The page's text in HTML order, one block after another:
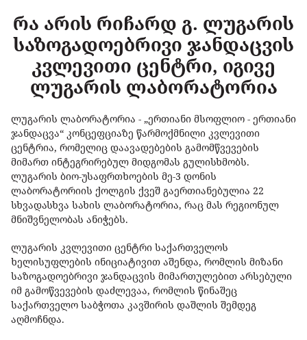
რა არის რიჩარდ გ. ლუგარის
საზოგადოებრივი ჯანდაცვის
კვლევითი ცენტრი, იგივე
ლუგარის ლაბორატორია
ლუგარის ლაბორატორია - „ერთიანი მსოფლიო - ერთიანი
ჯანდაცვა“ კონცეფციაზე წარმოქმნილი კვლევითი
ცენტრია, რომელიც დაავადებების გამომწვევების
მიმართ ინტეგრირებულ მიდგომას გულისხმობს.
ლუგარის ბიო-უსაფრთხოების მე-3 დონის
ლაბორატორიის ქოლგის ქვეშ გაერთიანებულია 22
სხვადასხვა სახის ლაბორატორია, რაც მას რეგიონულ
მნიშვნელობას ანიჭებს.
ლუგარის კვლევითი ცენტრი საქართველოს
ხელისუფლების ინიციატივით აშენდა, რომლის მიზანი
საზოგადოებრივი ჯანდაცვის მიმართულებით არსებული
იმ გამოწვევების დაძლევაა, რომლის წინაშეც
საქართველო საბჭოთა კავშირის დაშლის შემდეგ
აღმოჩნდა.